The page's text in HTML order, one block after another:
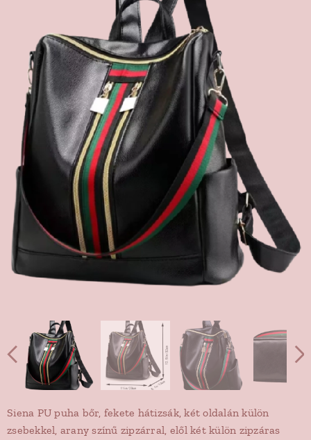
Siena PU puha bőr, fekete hátizsák, két oldalán külön
zsebekkel, arany színű zipzárral, elől két külön zipzáras